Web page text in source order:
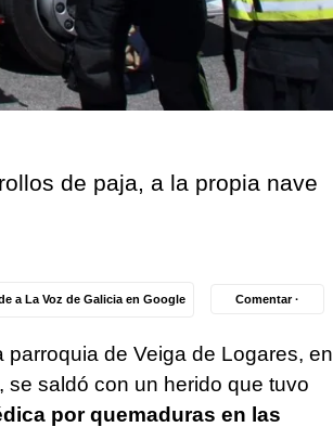
de paja, a la propia nave
a La Voz de Galicia en Google Comentar ·
de Veiga de Logares, en
se saldó con un herido que tuvo
por quemaduras en las